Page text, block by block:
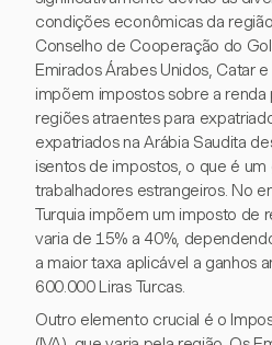
condições econômicas da
Conselho de Cooperação do
Emirados Árabes Unidos, Catar
impõem impostos sobre a renda
regiões atraentes para
expatriados na Arábia Saudita
isentos de impostos, o que é
trabalhadores estrangeiros. No
Turquia impõem um imposto de
varia de 15% a 40%,
a maior taxa aplicável a ganhos
600.000 Liras Turcas.
Outro elemento crucial é o